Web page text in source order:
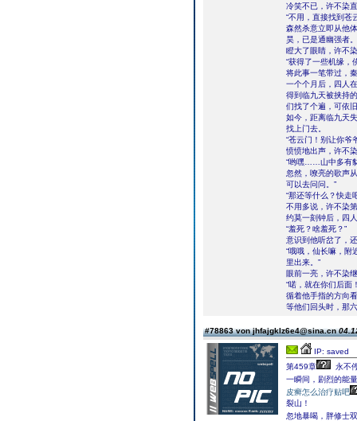
冷笑不已，许不染
“不用，直接找到苍
森然杀意立即从他
昊，已是通幽强者。
瞪大了眼睛，许不
“获得了一些机缘，
将此事一笔带过，
一个个月后，四人
得到临九天被挟持
们找了个遍，可依
如今，距离临九天
找上门去。
“苍云门！别让你爷
愤愤地出声，许不
“哟嘿……山中多有
忽然，嘹亮的歌声
可以去问问。”
“那还等什么？快走
不用多说，许不染
约莫一刻钟后，四
“羞死？啥羞死？”
意识到他听岔了，
“哦哦，仙长嘛，附
里出来。”
眼前一亮，许不染
“喏，就在你们后面
循着他手指的方向
等他们回头时，那
#78863 von jhfajgklz6e4@sina.cn
IP: saved
第459章
永不
一瞬间，剧烈的能
皮癣怎么治疗贴吧
裂山！
忽地暴喝，胖修士